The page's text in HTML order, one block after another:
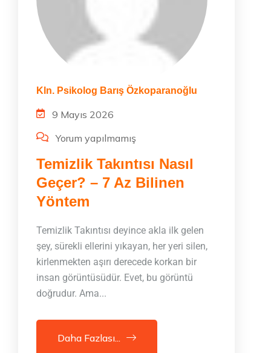
Kln. Psikolog Barış Özkoparanoğlu
9 Mayıs 2026
Yorum yapılmamış
Temizlik Takıntısı Nasıl
Geçer? – 7 Az Bilinen
Yöntem
Temizlik Takıntısı deyince akla ilk gelen
şey, sürekli ellerini yıkayan, her yeri silen,
kirlenmekten aşırı derecede korkan bir
insan görüntüsüdür. Evet, bu görüntü
doğrudur. Ama...
Daha Fazlası...